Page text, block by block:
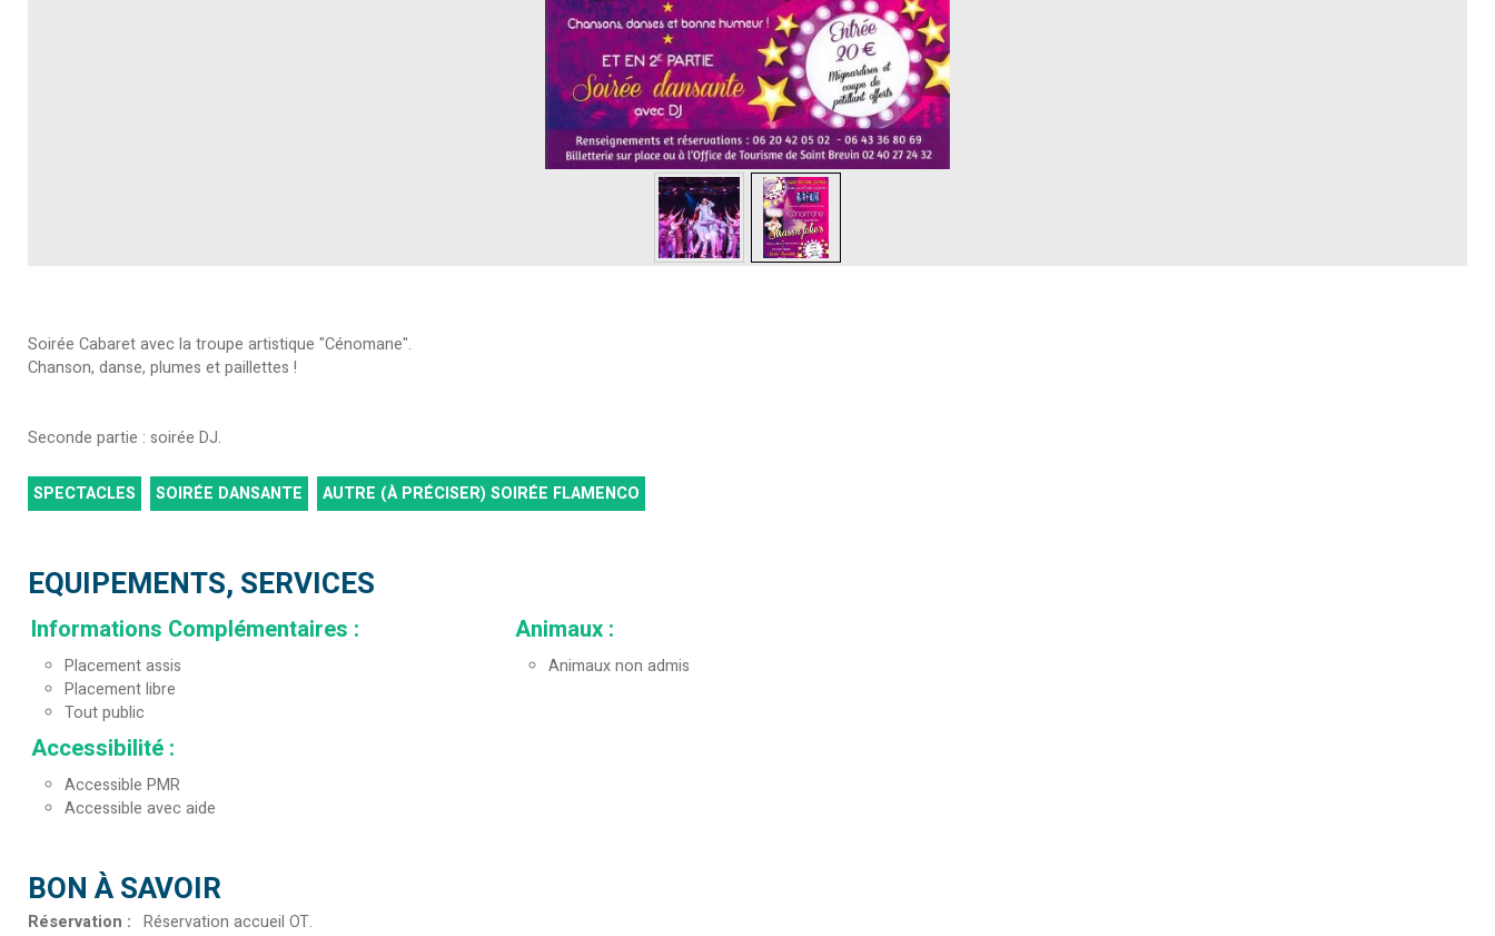
Soirée Cabaret avec la troupe artistique "Cénomane".
Chanson, danse, plumes et paillettes !
Seconde partie : soirée DJ.
SPECTACLES SOIRÉE DANSANTE AUTRE (À PRÉCISER) SOIRÉE FLAMENCO
EQUIPEMENTS, SERVICES
Informations Complémentaires :
Placement assis
Placement libre
Tout public
Accessibilité :
Accessible PMR
Accessible avec aide
Animaux :
Animaux non admis
BON À SAVOIR
Réservation : Réservation accueil OT